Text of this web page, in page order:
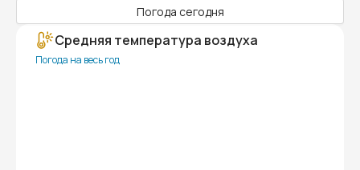
Погода сегодня
Средняя температура воздуха
Погода на весь год